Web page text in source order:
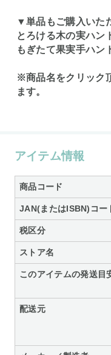
▼単品もご購入いた
とろける木の実ハン
もぎたて果実手ハン
※商品名をクリック
ます。
アイテム情報
商品コード
JAN(またはISBN)コー
税区分
ストア名
このアイテムの発送目
配送元